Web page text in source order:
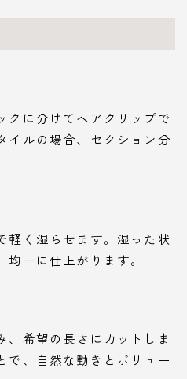
クに分けてヘアクリップで
イルの場合、セクション分
軽く湿らせます。湿った状
一に仕上がります。
、希望の長さにカットしま
で、自然な動きとボリュー